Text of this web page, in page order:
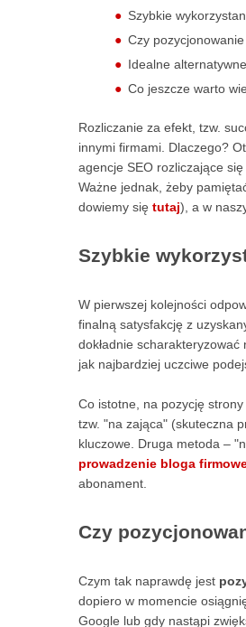
Szybkie
Czy
Idealne
Co jeszcze warto
Rozliczanie za efekt, tzw.
innymi firmami. Dlaczego?
agencje SEO rozliczające
Ważne jednak, żeby
dowiemy się tutaj), a w
Szybkie
W pierwszej kolejności
finalną satysfakcję z
dokładnie
jak najbardziej uczciwe
Co istotne, na pozycję
tzw. "na zająca" (skuteczna
kluczowe. Druga metoda –
prowadzenie bloga
abonament.
Czy
Czym tak naprawdę jest
dopiero w momencie
Google lub gdy nastąpi